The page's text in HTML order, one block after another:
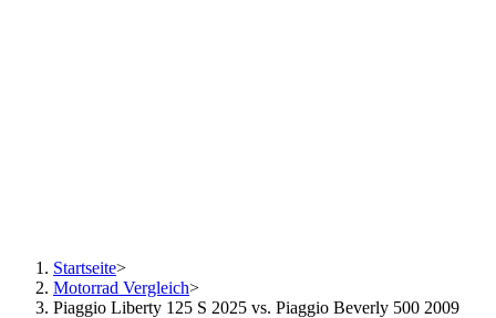
Startseite>
Motorrad Vergleich>
Piaggio Liberty 125 S 2025 vs. Piaggio Beverly 500 2009